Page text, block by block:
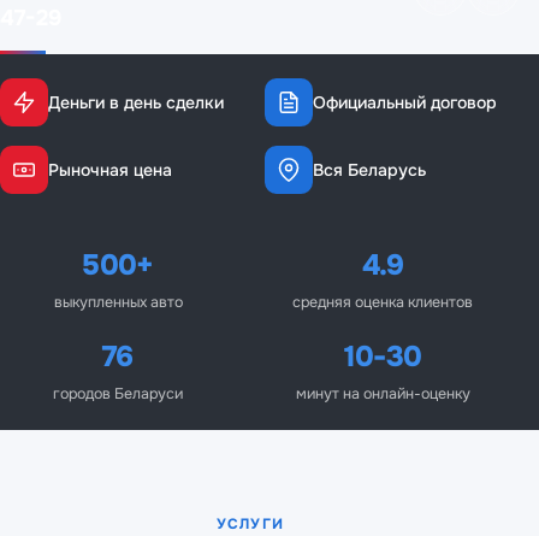
Калькулятор
Оценка по
фото
Позвонить
Деньги в день сделки Официальный договор
Рыночная цена Вся Беларусь
500+
выкупленных авто
4.9
средняя оценка клиентов
76
городов Беларуси
10-30
минут на онлайн-оценку
УСЛУГИ